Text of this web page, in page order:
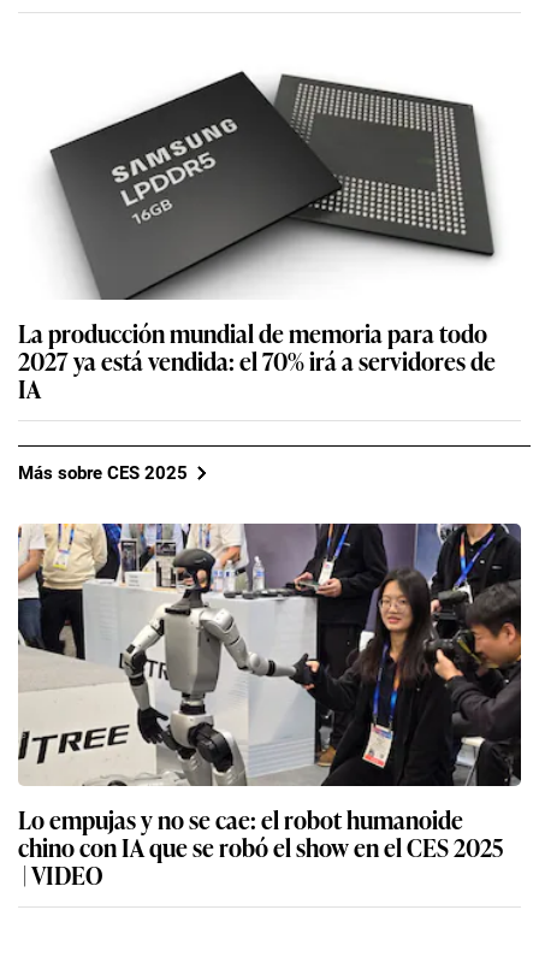
La producción mundial de memoria para todo
2027 ya está vendida: el 70% irá a servidores de
IA
Más sobre CES 2025
Lo empujas y no se cae: el robot humanoide
chino con IA que se robó el show en el CES 2025
| VIDEO